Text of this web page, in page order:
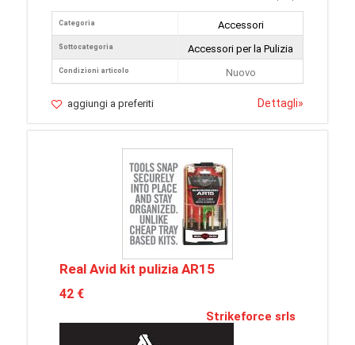
Categoria
Sottocategoria
Condizioni articolo
Accessori
Accessori per la Pulizia
Nuovo
aggiungi a preferiti Dettagli»
Real Avid kit pulizia AR15
42 €
Strikeforce srls